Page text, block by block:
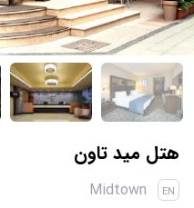
هتل مید تاون
EN
Midtown